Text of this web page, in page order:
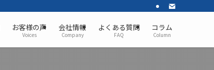
お客様の声
Voices
会社情報
Company
よくある質問
FAQ
コラム
Column